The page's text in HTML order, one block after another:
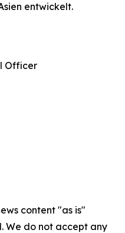
entwickelt.
Officer
content "as is"
We do not accept any